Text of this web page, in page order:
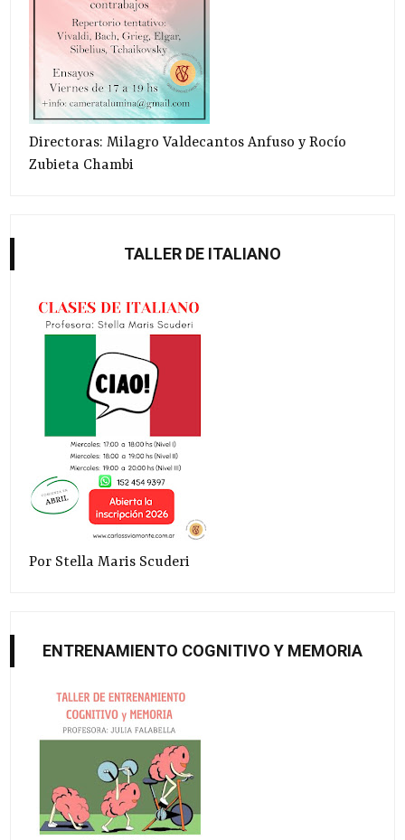
Directoras: Milagro Valdecantos Anfuso y Rocío
Zubieta Chambi
TALLER DE ITALIANO
Por Stella Maris Scuderi
ENTRENAMIENTO COGNITIVO Y MEMORIA